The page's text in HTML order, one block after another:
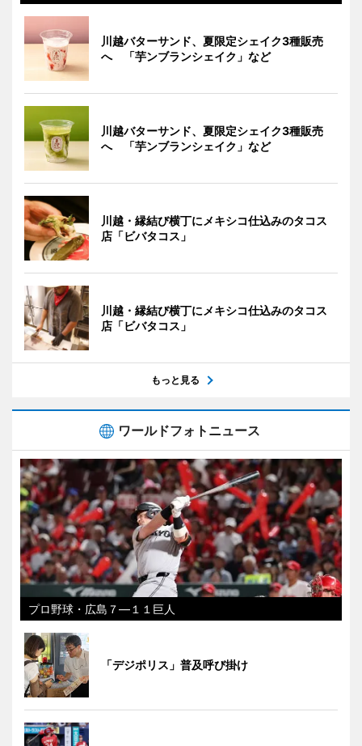
川越バターサンド、夏限定シェイク3種販売
へ 「芋ンブランシェイク」など
川越バターサンド、夏限定シェイク3種販売
へ 「芋ンブランシェイク」など
川越・縁結び横丁にメキシコ仕込みのタコス
店「ビバタコス」
川越・縁結び横丁にメキシコ仕込みのタコス
店「ビバタコス」
もっと見る
ワールドフォトニュース
プロ野球・広島７―１１巨人
「デジポリス」普及呼び掛け